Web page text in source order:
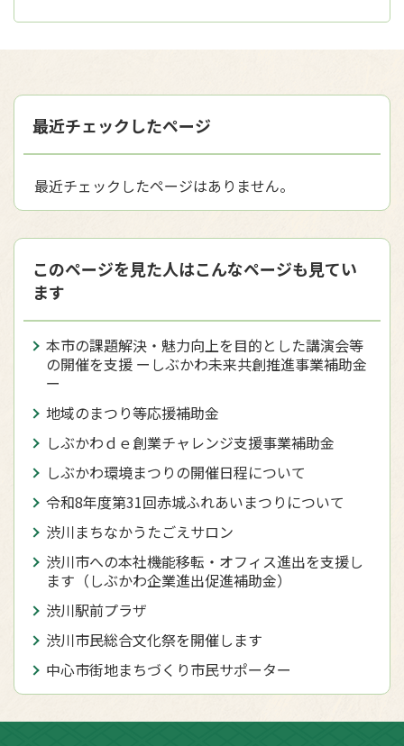
最近チェックしたページ
最近チェックしたページはありません。
このページを見た人はこんなページも見てい
ます
本市の課題解決・魅力向上を目的とした講演会等
の開催を支援 ーしぶかわ未来共創推進事業補助金
ー
地域のまつり等応援補助金
しぶかわｄｅ創業チャレンジ支援事業補助金
しぶかわ環境まつりの開催日程について
令和8年度第31回赤城ふれあいまつりについて
渋川まちなかうたごえサロン
渋川市への本社機能移転・オフィス進出を支援し
ます（しぶかわ企業進出促進補助金）
渋川駅前プラザ
渋川市民総合文化祭を開催します
中心市街地まちづくり市民サポーター